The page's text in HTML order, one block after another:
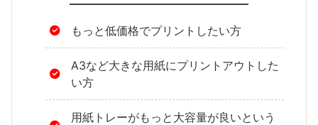
もっと低価格でプリントしたい方
A3など大きな用紙にプリントアウトした
い方
用紙トレーがもっと大容量が良いという